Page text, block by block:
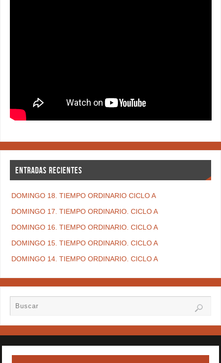
ENTRADAS RECIENTES
DOMINGO 18. TIEMPO ORDINARIO CICLO A
DOMINGO 17. TIEMPO ORDINARIO. CICLO A
DOMINGO 16. TIEMPO ORDINARIO. CICLO A
DOMINGO 15. TIEMPO ORDINARIO. CICLO A
DOMINGO 14. TIEMPO ORDINARIO. CICLO A